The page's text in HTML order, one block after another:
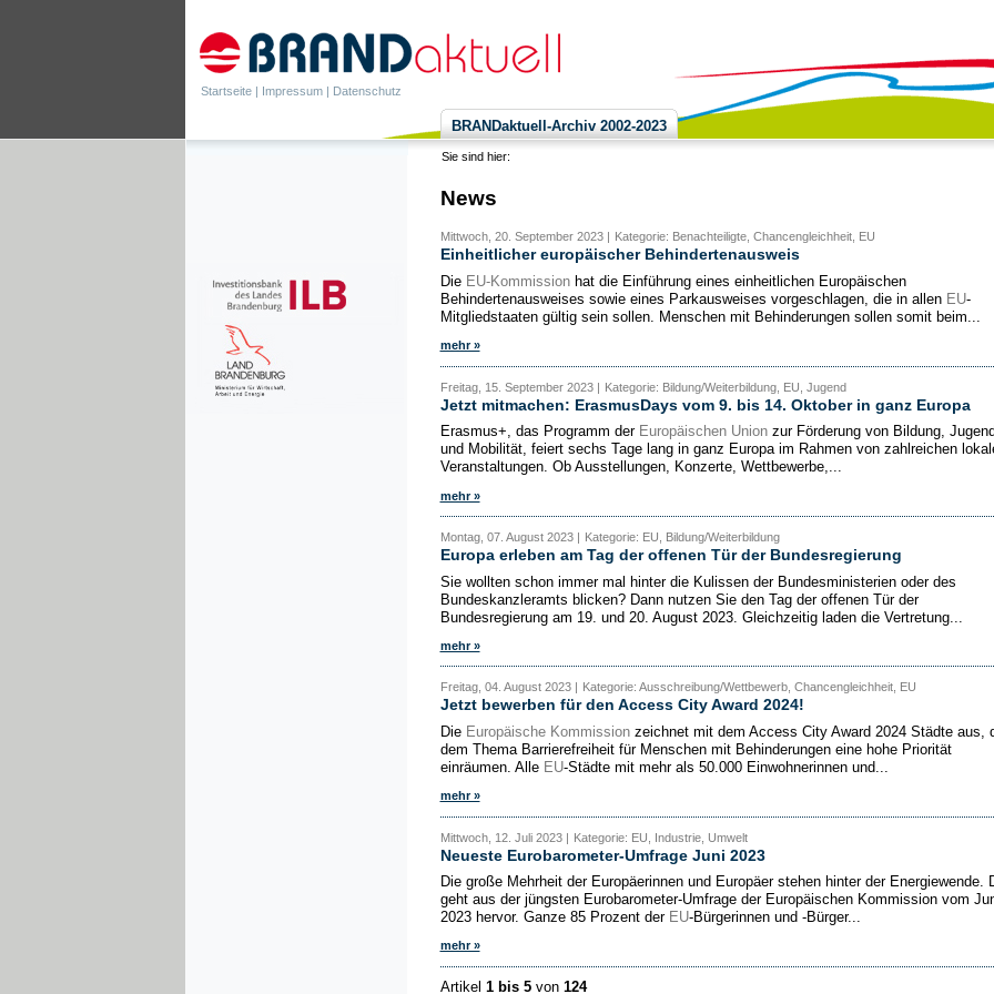
Startseite | Impressum | Datenschutz
BRANDaktuell-Archiv 2002-2023
Sie sind hier:
News
Mittwoch, 20. September 2023 | Kategorie: Benachteiligte, Chancengleichheit, EU
Einheitlicher europäischer Behindertenausweis
Die EU-Kommissionhat die Einführung eines einheitlichen Europäischen
Behindertenausweises sowie eines Parkausweises vorgeschlagen, die in allen EU-
Mitgliedstaaten gültig sein sollen. Menschen mit Behinderungen sollen somit beim...
mehr »
Freitag, 15. September 2023 | Kategorie: Bildung/Weiterbildung, EU, Jugend
Jetzt mitmachen: ErasmusDays vom 9. bis 14. Oktober in ganz Europa
Erasmus+, das Programm der Europäischen Unionzur Förderung von Bildung, Jugend
und Mobilität, feiert sechs Tage lang in ganz Europa im Rahmen von zahlreichen
Veranstaltungen. Ob Ausstellungen, Konzerte, Wettbewerbe,...
mehr »
Montag, 07. August 2023 | Kategorie: EU, Bildung/Weiterbildung
Europa erleben am Tag der offenen Tür der Bundesregierung
Sie wollten schon immer mal hinter die Kulissen der Bundesministerien oder des
Bundeskanzleramts blicken? Dann nutzen Sie den Tag der offenen Tür der
Bundesregierung am 19. und 20. August 2023. Gleichzeitig laden die Vertretung...
mehr »
Freitag, 04. August 2023 | Kategorie: Ausschreibung/Wettbewerb, Chancengleichheit, EU
Jetzt bewerben für den Access City Award 2024!
Die Europäische Kommissionzeichnet mit dem Access City Award 2024 Städte aus,
dem Thema Barrierefreiheit für Menschen mit Behinderungen eine hohe Priorität
einräumen. Alle EU-Städte mit mehr als 50.000 Einwohnerinnen und...
mehr »
Mittwoch, 12. Juli 2023 | Kategorie: EU, Industrie, Umwelt
Neueste Eurobarometer-Umfrage Juni 2023
Die große Mehrheit der Europäerinnen und Europäer stehen hinter der Energiewende.
geht aus der jüngsten Eurobarometer-Umfrage der Europäischen Kommission vom
2023 hervor. Ganze 85 Prozent der EU-Bürgerinnen und -Bürger...
mehr »
Artikel 1 bis 5von 124